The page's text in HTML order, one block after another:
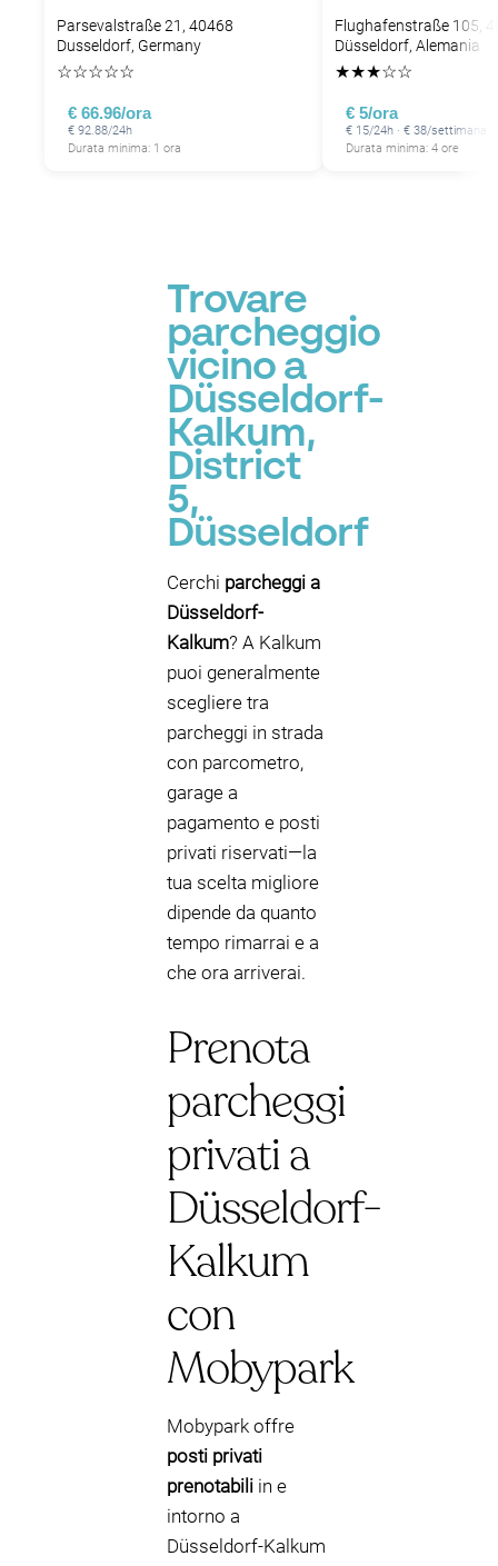
Parsevalstraße 21, 40468
Dusseldorf, Germany
☆☆☆☆☆
€ 66.96/ora
€ 92.88/24h
Durata minima: 1 ora
Flughafenstraße 105,
Düsseldorf, Alemania
★★★☆☆
€ 5/ora
€ 15/24h · € 38/settimana
Durata minima: 4 ore
Trovare
parcheggio
vicino a
Düsseldorf-
Kalkum,
District
5,
Düsseldorf
Cerchi parcheggi a
Düsseldorf-
Kalkum? A Kalkum
puoi generalmente
scegliere tra
parcheggi in strada
con parcometro,
garage a
pagamento e posti
privati riservati—la
tua scelta migliore
dipende da quanto
tempo rimarrai e a
che ora arriverai.
Prenota
parcheggi
privati a
Düsseldorf-
Kalkum
con
Mobypark
Mobypark offre
posti privati
prenotabili in e
intorno a
Düsseldorf-Kalkum